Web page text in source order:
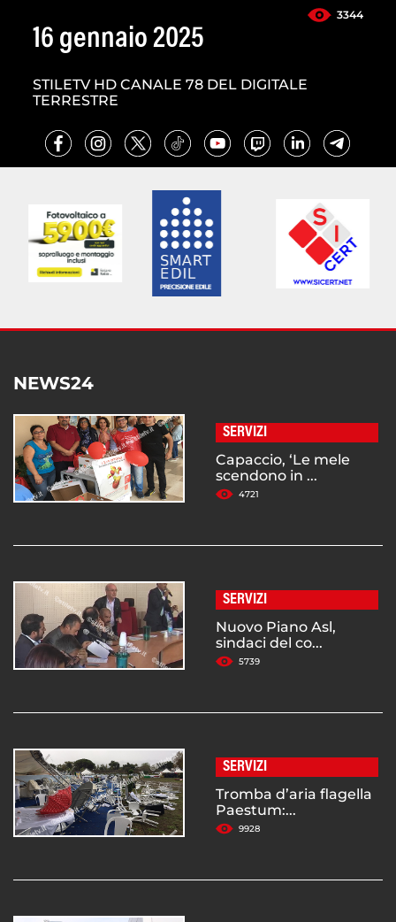
3344
16 gennaio 2025
STILETV HD CANALE 78 DEL DIGITALE
TERRESTRE
NEWS24
SERVIZI
Capaccio, ‘Le mele
scendono in ...
4721
SERVIZI
Nuovo Piano Asl,
sindaci del co...
5739
SERVIZI
Tromba d’aria flagella
Paestum:...
9928